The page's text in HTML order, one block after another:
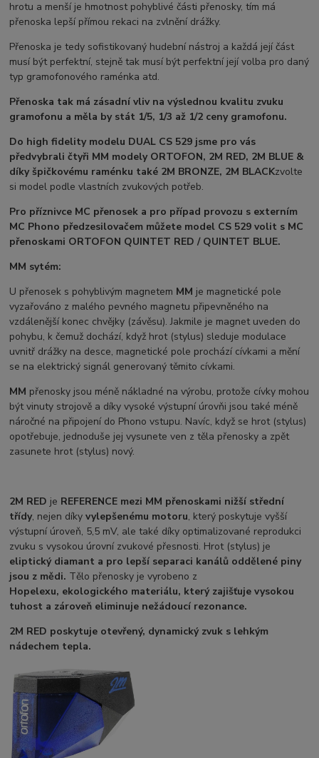
hrotu a menší je hmotnost pohyblivé části přenosky, tím má
přenoska lepší přímou rekaci na zvlnění drážky.
Přenoska je tedy sofistikovaný hudební nástroj a každá její část
musí být perfektní, stejně tak musí být perfektní její volba pro daný
typ gramofonového raménka atd.
Přenoska tak má zásadní vliv na výslednou kvalitu zvuku
gramofonu a měla by stát 1/5, 1/3 až 1/2 ceny gramofonu.
Do high fidelity modelu DUAL CS 529 jsme pro vás
předvybrali čtyři MM modely ORTOFON, 2M RED, 2M BLUE &
díky špičkovému raménku také 2M BRONZE, 2M BLACKzvolte
si model podle vlastních zvukových potřeb.
Pro příznivce MC přenosek a pro případ provozu s externím
MC Phono předzesilovačem můžete model CS 529 volit s MC
přenoskami ORTOFON QUINTET RED / QUINTET BLUE.
MM sytém:
U přenosek s pohyblivým magnetem MM je magnetické pole
vyzařováno z malého pevného magnetu připevněného na
vzdálenější konec chvějky (závěsu). Jakmile je magnet uveden do
pohybu, k čemuž dochází, když hrot (stylus) sleduje modulace
uvnitř drážky na desce, magnetické pole prochází cívkami a mění
se na elektrický signál generovaný těmito cívkami.
MM přenosky jsou méně nákladné na výrobu, protože cívky mohou
být vinuty strojově a díky vysoké výstupní úrovňi jsou také méně
náročné na připojení do Phono vstupu. Navíc, když se hrot (stylus)
opotřebuje, jednoduše jej vysunete ven z těla přenosky a zpět
zasunete hrot (stylus) nový.
2M RED je REFERENCE mezi MM přenoskami nižší střední
třídy, nejen díkyvylepšenému motoru, který poskytuje vyšší
výstupní úroveň, 5,5 mV, ale také díky optimalizované reprodukci
zvuku s vysokou úrovní zvukové přesnosti. Hrot (stylus) je
eliptický diamant a pro lepší separaci kanálů oddělené piny
jsou z mědi. Tělo přenosky je vyrobeno z
Hopelexu, ekologického materiálu, který zajišťuje vysokou
tuhost a zároveň eliminuje nežádoucí rezonance.
2M RED poskytuje otevřený, dynamický zvuk s lehkým
nádechem tepla.